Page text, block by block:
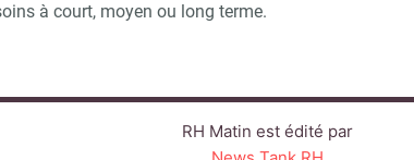
à court, moyen ou long terme.
RH Matin est édité par